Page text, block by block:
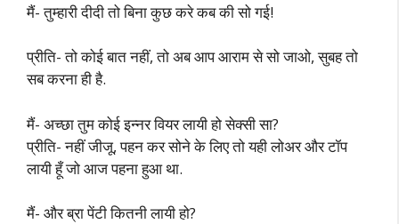
मैं- तुम्हारी दीदी तो बिना कुछ करे कब की सो गई!
प्रीति- तो कोई बात नहीं, तो अब आप आराम से सो जाओ, सुबह तो
सब करना ही है.
मैं- अच्छा तुम कोई इन्नर वियर लायी हो सेक्सी सा?
प्रीति- नहीं जीजू, पहन कर सोने के लिए तो यही लोअर और टॉप
लायी हूँ जो आज पहना हुआ था.
मैं- और ब्रा पेंटी कितनी लायी हो?